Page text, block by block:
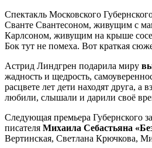
Спектакль Московского
Сванте Свантесоном, живущим с
Карлсоном, живущим на крыше
Бок тут не помеха. Вот краткая
Астрид Линдгрен подарила миру
жадность и щедрость,
расцвете лет дети находят друга,
любили, слышали и дарили своё
Следующая премьера Губернского
писателя Михаила Себастьяна
Вертинская, Светлана Крючкова,